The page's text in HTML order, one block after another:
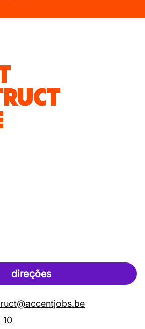
direções
10